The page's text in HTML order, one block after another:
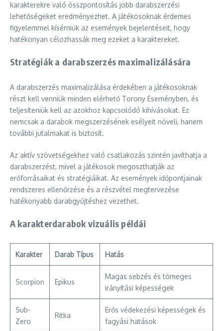
karakterekre való összpontosítás jobb darabszerzési
lehetőségeket eredményezhet. A játékosoknak érdemes
figyelemmel kísérniük az események bejelentéseit, hogy
hatékonyan célozhassák meg ezeket a karaktereket.
Stratégiák a darabszerzés maximalizálására
A darabszerzés maximalizálása érdekében a játékosoknak
részt kell venniük minden elérhető Torony Eseményben, és
teljesíteniük kell az azokhoz kapcsolódó kihívásokat. Ez
nemcsak a darabok megszerzésének esélyeit növeli, hanem
további jutalmakat is biztosít.
Az aktív szövetségekhez való csatlakozás szintén javíthatja a
darabszerzést, mivel a játékosok megoszthatják az
erőforrásaikat és stratégiáikat. Az események időpontjainak
rendszeres ellenőrzése és a részvétel megtervezése
hatékonyabb darabgyűjtéshez vezethet.
A karakterdarabok vizuális példái
Karakter Darab Típus Hatás
Scorpion Epikus
Magas sebzés és tömeges
irányítási képességek
Sub-
Zero
Ritka
Erős védekezési képességek és
fagyási hatások